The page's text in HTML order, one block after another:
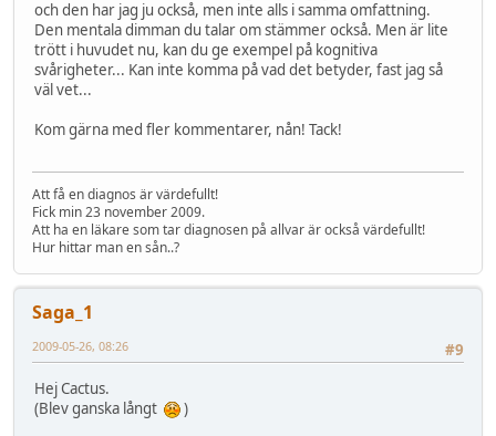
och den har jag ju också, men inte alls i samma omfattning.
Den mentala dimman du talar om stämmer också. Men är lite
trött i huvudet nu, kan du ge exempel på kognitiva
svårigheter... Kan inte komma på vad det betyder, fast jag så
väl vet...
Kom gärna med fler kommentarer, nån! Tack!
Att få en diagnos är värdefullt!
Fick min 23 november 2009.
Att ha en läkare som tar diagnosen på allvar är också värdefullt!
Hur hittar man en sån..?
Saga_1
#9
2009-05-26, 08:26
Hej Cactus.
(Blev ganska långt
)